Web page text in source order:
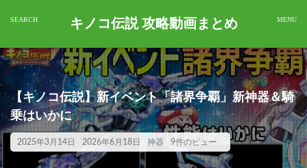
キノコ伝説 攻略動画まとめ
【キノコ伝説】新イベント「諸界争覇」新神器＆騎
乗はいかに
2025年3月14日 2026年6月18日 神器 9件のビュー